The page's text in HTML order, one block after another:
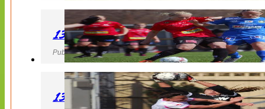
130427 LB 07 – QBIK
Publicerad 27 April 2013, 22:40
130427 IF Limhamn Bunkeflo – QBIK